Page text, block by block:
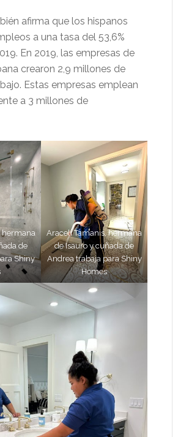
afirma que los hispanos
a una tasa del 53,6%
En 2019, las empresas de
crearon 2,9 millones de
Estas empresas emplean
a 3 millones de
hermana
de
Shiny
Araceli Tamanis, hermana
de Isauro y cuñada de
Andrea trabaja para Shiny
Homes